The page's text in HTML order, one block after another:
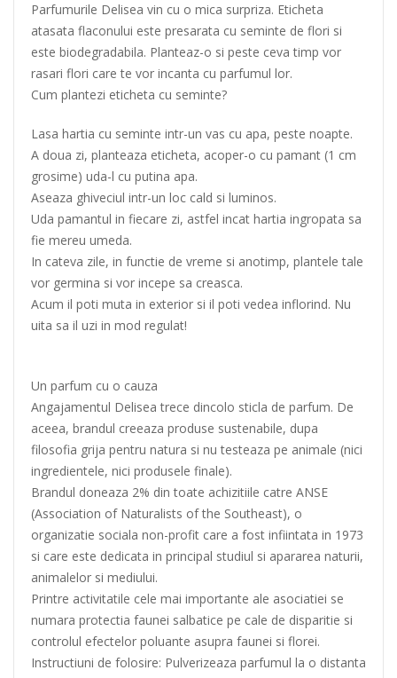
Parfumurile Delisea vin cu o mica surpriza. Eticheta
atasata flaconului este presarata cu seminte de flori si
este biodegradabila. Planteaz-o si peste ceva timp vor
rasari flori care te vor incanta cu parfumul lor.
Cum plantezi eticheta cu seminte?
Lasa hartia cu seminte intr-un vas cu apa, peste noapte.
A doua zi, planteaza eticheta, acoper-o cu pamant (1 cm
grosime) uda-l cu putina apa.
Aseaza ghiveciul intr-un loc cald si luminos.
Uda pamantul in fiecare zi, astfel incat hartia ingropata sa
fie mereu umeda.
In cateva zile, in functie de vreme si anotimp, plantele tale
vor germina si vor incepe sa creasca.
Acum il poti muta in exterior si il poti vedea inflorind. Nu
uita sa il uzi in mod regulat!
Un parfum cu o cauza
Angajamentul Delisea trece dincolo sticla de parfum. De
aceea, brandul creeaza produse sustenabile, dupa
filosofia grija pentru natura si nu testeaza pe animale (nici
ingredientele, nici produsele finale).
Brandul doneaza 2% din toate achizitiile catre ANSE
(Association of Naturalists of the Southeast), o
organizatie sociala non-profit care a fost infiintata in 1973
si care este dedicata in principal studiul si apararea naturii,
animalelor si mediului.
Printre activitatile cele mai importante ale asociatiei se
numara protectia faunei salbatice pe cale de disparitie si
controlul efectelor poluante asupra faunei si florei.
Instructiuni de folosire: Pulverizeaza parfumul la o distanta